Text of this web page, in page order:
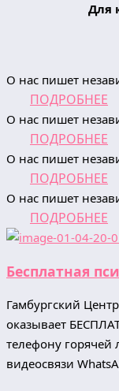
Для
О нас пишет
ПОДРОБНЕЕ
О нас пишет
ПОДРОБНЕЕ
О нас пишет
ПОДРОБНЕЕ
О нас пишет
ПОДРОБНЕЕ
Бесплатная
Гамбургский
оказывает
телефону
видеосвязи